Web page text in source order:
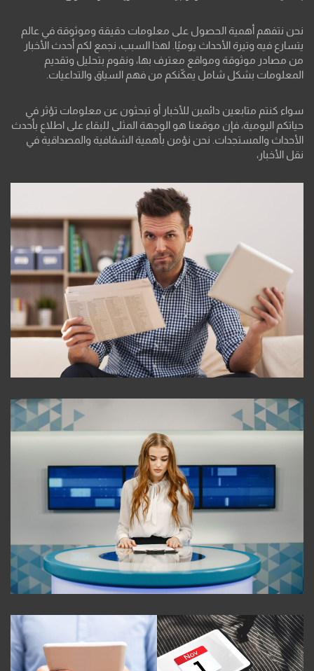
نحن نتفهم أهمية الحصول على معلومات دقيقة وموثوقة في عالم
يتسارع فيه وتيرة الأحداث يوميًا. لهذا السبب، نجمع لكم أحدث الأخبار
من مصادر موثوقة ومواقع معترف بها، ونقوم بتحليل وتقديم
المعلومات بشكل شامل يمكّنكم من فهم السياق والتداعيات.
سواء كنتم متابعين دائمين للأخبار أو تبحثون عن معلومات تؤثر في
حياتكم اليومية، فإن موقعنا هو الوجهة المثلى للبقاء على اطلاع بأحدث
الأحداث والمستجدات. نحن نؤمن بأهمية الشفافية والمصداقية في
نقل الأخبار،